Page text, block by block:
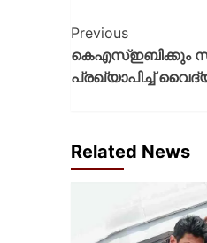
Previous
കെഎസ്ഇബിക്കും
പ്രഖ്യാപിച്ച്
Related News